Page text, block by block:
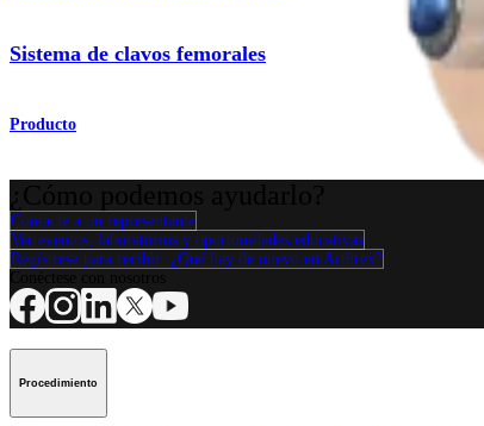
Sistema de clavos femorales
Producto
Contacte a un representante
Ver eventos, laboratorios y oportunidades educativas
Regístrese para recibir: ¿Qué hay de nuevo en Arthrex?
Procedimiento